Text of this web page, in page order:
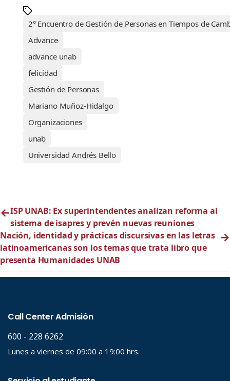
2° Encuentro de Gestión de Personas en Tiempos de
Advance
advance unab
felicidad
Gestión de Personas
Mariano Muñoz-Hidalgo
Organizaciones
unab
Universidad Andrés Bello
←ISP UNAB: Ex superintendentes analizan reforma al
sistema de isapres y prevén nuevas reuniones
Nación, identidad y prácticas discursivas en las letras
latinoamericanas son los temas que trata libro que
presenta Humanidades UNAB
→